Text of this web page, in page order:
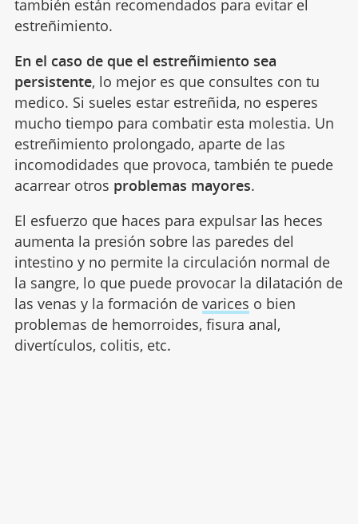
también están recomendados para evitar el
estreñimiento.
En el caso de que el estreñimiento sea
persistente, lo mejor es que consultes con tu
medico. Si sueles estar estreñida, no esperes
mucho tiempo para combatir esta molestia. Un
estreñimiento prolongado, aparte de las
incomodidades que provoca, también te puede
acarrear otros problemas mayores.
El esfuerzo que haces para expulsar las heces
aumenta la presión sobre las paredes del
intestino y no permite la circulación normal de
la sangre, lo que puede provocar la dilatación de
las venas y la formación de varices o bien
problemas de hemorroides, fisura anal,
divertículos, colitis, etc.